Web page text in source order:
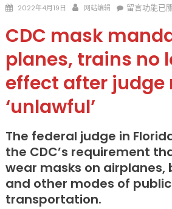
Posted
2022年4月19日 Author
网站编辑
在
飛
坐
公
車
再
罩
了〉
留言功能已
CDC mask
planes, trains no
effect after judge
‘unlawful’
The federal judge in
the CDC’s requirement
wear masks on airplanes,
and other modes of public
transportation.